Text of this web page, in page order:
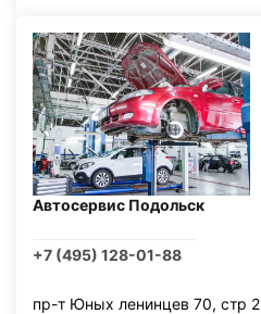
Автосервис Подольск
+7 (495) 128-01-88
пр-т Юных ленинцев 70, стр 2